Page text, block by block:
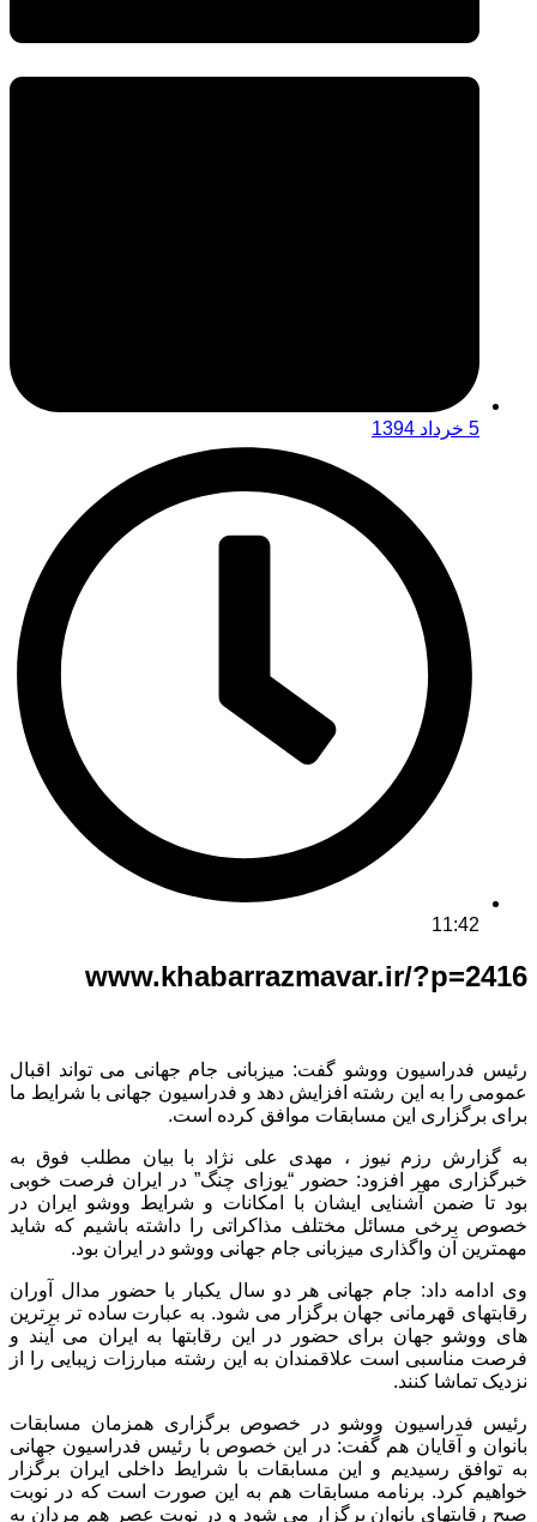
5 خرداد 1394
11:42
www.khabarrazmavar.ir/?p=2416
رئیس فدراسیون ووشو گفت: میزبانی جام جهانی می تواند اقبال
عمومی را به این رشته افزایش دهد و فدراسیون جهانی با شرایط ما
برای برگزاری این مسابقات موافق کرده است.
به گزارش رزم نیوز ، مهدی علی نژاد با بیان مطلب فوق به
خبرگزاری مهر افزود: حضور “یوزای چنگ” در ایران فرصت خوبی
بود تا ضمن آشنایی ایشان با امکانات و شرایط ووشو ایران در
خصوص برخی مسائل مختلف مذاکراتی را داشته باشیم که شاید
مهمترین آن واگذاری میزبانی جام جهانی ووشو در ایران بود.
وی ادامه داد: جام جهانی هر دو سال یکبار با حضور مدال آوران
رقابتهای قهرمانی جهان برگزار می شود. به عبارت ساده تر برترین
های ووشو جهان برای حضور در این رقابتها به ایران می آیند و
فرصت مناسبی است علاقمندان به این رشته مبارزات زیبایی را از
نزدیک تماشا کنند.
رئیس فدراسیون ووشو در خصوص برگزاری همزمان مسابقات
بانوان و آقایان هم گفت: در این خصوص با رئیس فدراسیون جهانی
به توافق رسیدیم و این مسابقات با شرایط داخلی ایران برگزار
خواهیم کرد. برنامه مسابقات هم به این صورت است که در نوبت
صبح رقابتهای بانوان برگزار می شود و در نوبت عصر هم مردان به